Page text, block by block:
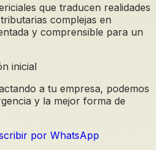
que traducen realidades
complejas en
y comprensible para un
inicial
a tu empresa, podemos
y la mejor forma de
por WhatsApp